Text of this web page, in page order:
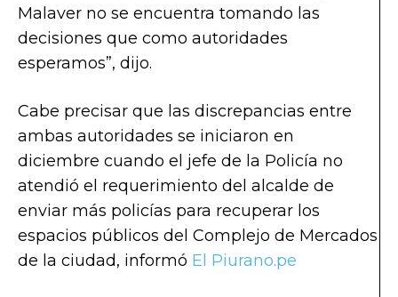
Malaver no se encuentra tomando las
decisiones que como autoridades
esperamos”, dijo.
Cabe precisar que las discrepancias entre
ambas autoridades se iniciaron en
diciembre cuando el jefe de la Policía no
atendió el requerimiento del alcalde de
enviar más policías para recuperar los
espacios públicos del Complejo de Mercados
de la ciudad, informó El Piurano.pe